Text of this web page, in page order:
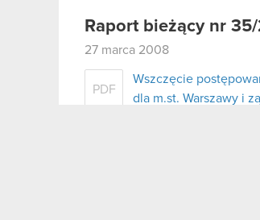
Raport bieżący nr
27 marca 2008
PDF
Wszczęcie
dla m.st. Warszawy i